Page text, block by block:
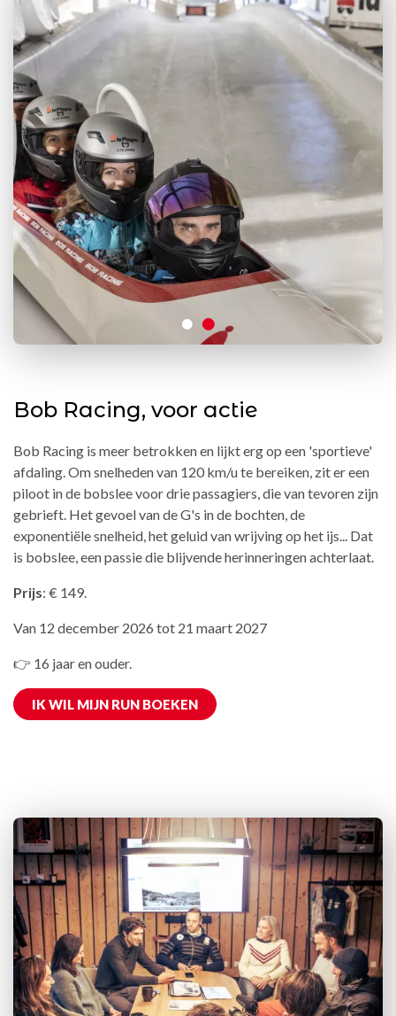
Bob Racing, voor actie
Bob Racing is meer betrokken en lijkt erg op een 'sportieve'
afdaling. Om snelheden van 120 km/u te bereiken, zit er een
piloot in de bobslee voor drie passagiers, die van tevoren zijn
gebrieft. Het gevoel van de G's in de bochten, de
exponentiële snelheid, het geluid van wrijving op het ijs... Dat
is bobslee, een passie die blijvende herinneringen achterlaat.
Prijs: € 149.
Van 12 december 2026 tot 21 maart 2027
👉 16 jaar en ouder.
IK WIL MIJN RUN BOEKEN